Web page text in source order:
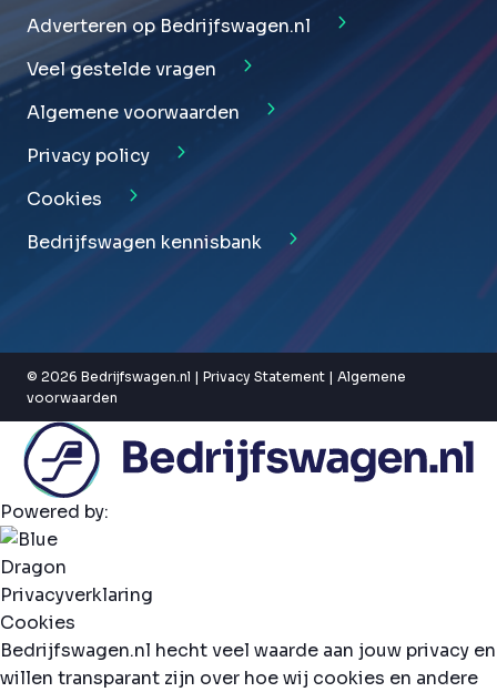
Adverteren op Bedrijfswagen.nl
Veel gestelde vragen
Algemene voorwaarden
Privacy policy
Cookies
Bedrijfswagen kennisbank
© 2026 Bedrijfswagen.nl | Privacy Statement | Algemene
voorwaarden
Powered by:
Privacyverklaring
Cookies
Bedrijfswagen.nl hecht veel waarde aan jouw privacy en
willen transparant zijn over hoe wij cookies en andere